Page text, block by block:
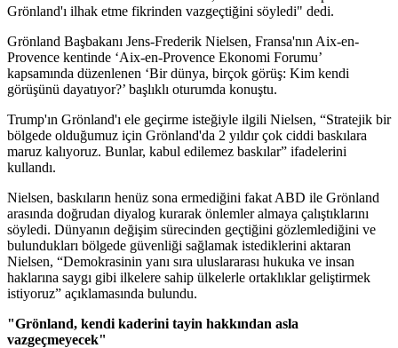
Grönland'ı ilhak etme fikrinden vazgeçtiğini söyledi" dedi.
Grönland Başbakanı Jens-Frederik Nielsen, Fransa'nın Aix-en-
Provence kentinde ‘Aix-en-Provence Ekonomi Forumu’
kapsamında düzenlenen ‘Bir dünya, birçok görüş: Kim kendi
görüşünü dayatıyor?’ başlıklı oturumda konuştu.
Trump'ın Grönland'ı ele geçirme isteğiyle ilgili Nielsen, “Stratejik bir
bölgede olduğumuz için Grönland'da 2 yıldır çok ciddi baskılara
maruz kalıyoruz. Bunlar, kabul edilemez baskılar” ifadelerini
kullandı.
Nielsen, baskıların henüz sona ermediğini fakat ABD ile Grönland
arasında doğrudan diyalog kurarak önlemler almaya çalıştıklarını
söyledi. Dünyanın değişim sürecinden geçtiğini gözlemlediğini ve
bulundukları bölgede güvenliği sağlamak istediklerini aktaran
Nielsen, “Demokrasinin yanı sıra uluslararası hukuka ve insan
haklarına saygı gibi ilkelere sahip ülkelerle ortaklıklar geliştirmek
istiyoruz” açıklamasında bulundu.
"Grönland, kendi kaderini tayin hakkından asla
vazgeçmeyecek"